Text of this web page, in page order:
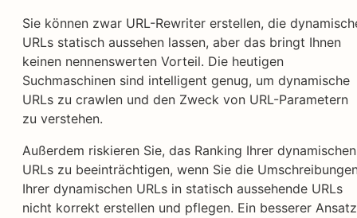
Sie können zwar URL-Rewriter erstellen, die
URLs statisch aussehen lassen, aber das bringt Ihnen
keinen nennenswerten Vorteil. Die heutigen
Suchmaschinen sind intelligent genug, um dynamische
URLs zu crawlen und den Zweck von URL-Parametern
zu verstehen.
Außerdem riskieren Sie, das Ranking Ihrer dynamischen
URLs zu beeinträchtigen, wenn Sie die
Ihrer dynamischen URLs in statisch aussehende URLs
nicht korrekt erstellen und pflegen. Ein besserer Ansatz